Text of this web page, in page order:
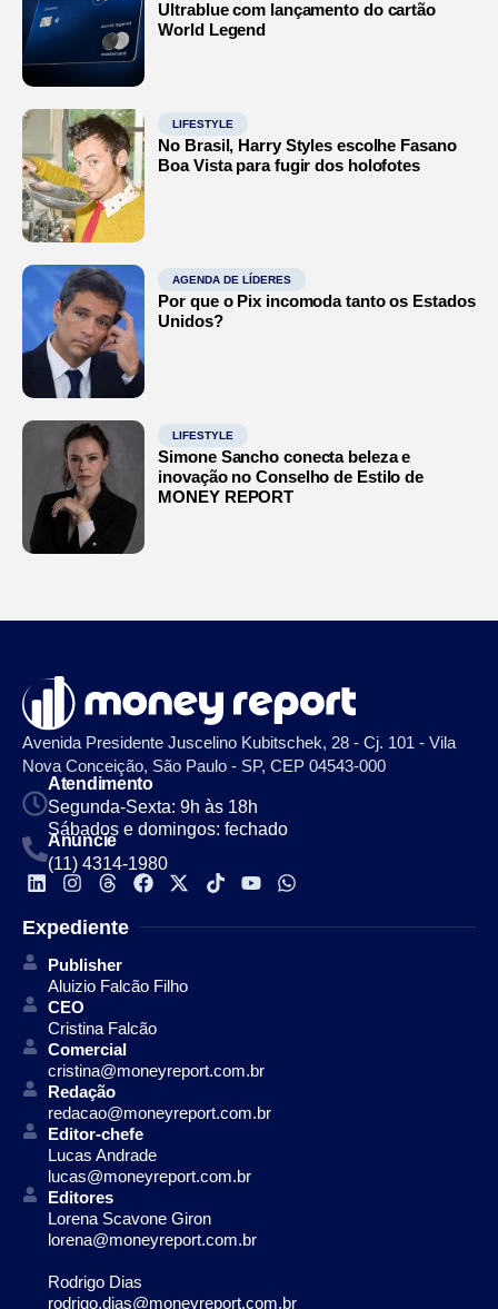
Ultrablue com lançamento do cartão
World Legend
LIFESTYLE
No Brasil, Harry Styles escolhe Fasano
Boa Vista para fugir dos holofotes
AGENDA DE LÍDERES
Por que o Pix incomoda tanto os Estados
Unidos?
LIFESTYLE
Simone Sancho conecta beleza e
inovação no Conselho de Estilo de
MONEY REPORT
Avenida Presidente Juscelino Kubitschek, 28 - Cj. 101 - Vila
Nova Conceição, São Paulo - SP, CEP 04543-000
Atendimento
Segunda-Sexta: 9h às 18h
Sábados e domingos: fechado
Anuncie
(11) 4314-1980
Expediente
Publisher
Aluizio Falcão Filho
CEO
Cristina Falcão
Comercial
cristina@moneyreport.com.br
Redação
redacao@moneyreport.com.br
Editor-chefe
Lucas Andrade
lucas@moneyreport.com.br
Editores
Lorena Scavone Giron
lorena@moneyreport.com.br
Rodrigo Dias
rodrigo.dias@moneyreport.com.br